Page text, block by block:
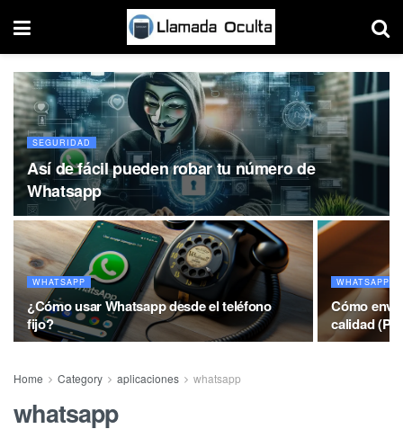
SEGURIDAD
Así de fácil pueden robar tu número de
Whatsapp
WHATSAPP
¿Cómo usar Whatsapp desde el teléfono
fijo?
WHATSAPP
Cómo
calidad
Home Category aplicaciones whatsapp
whatsapp